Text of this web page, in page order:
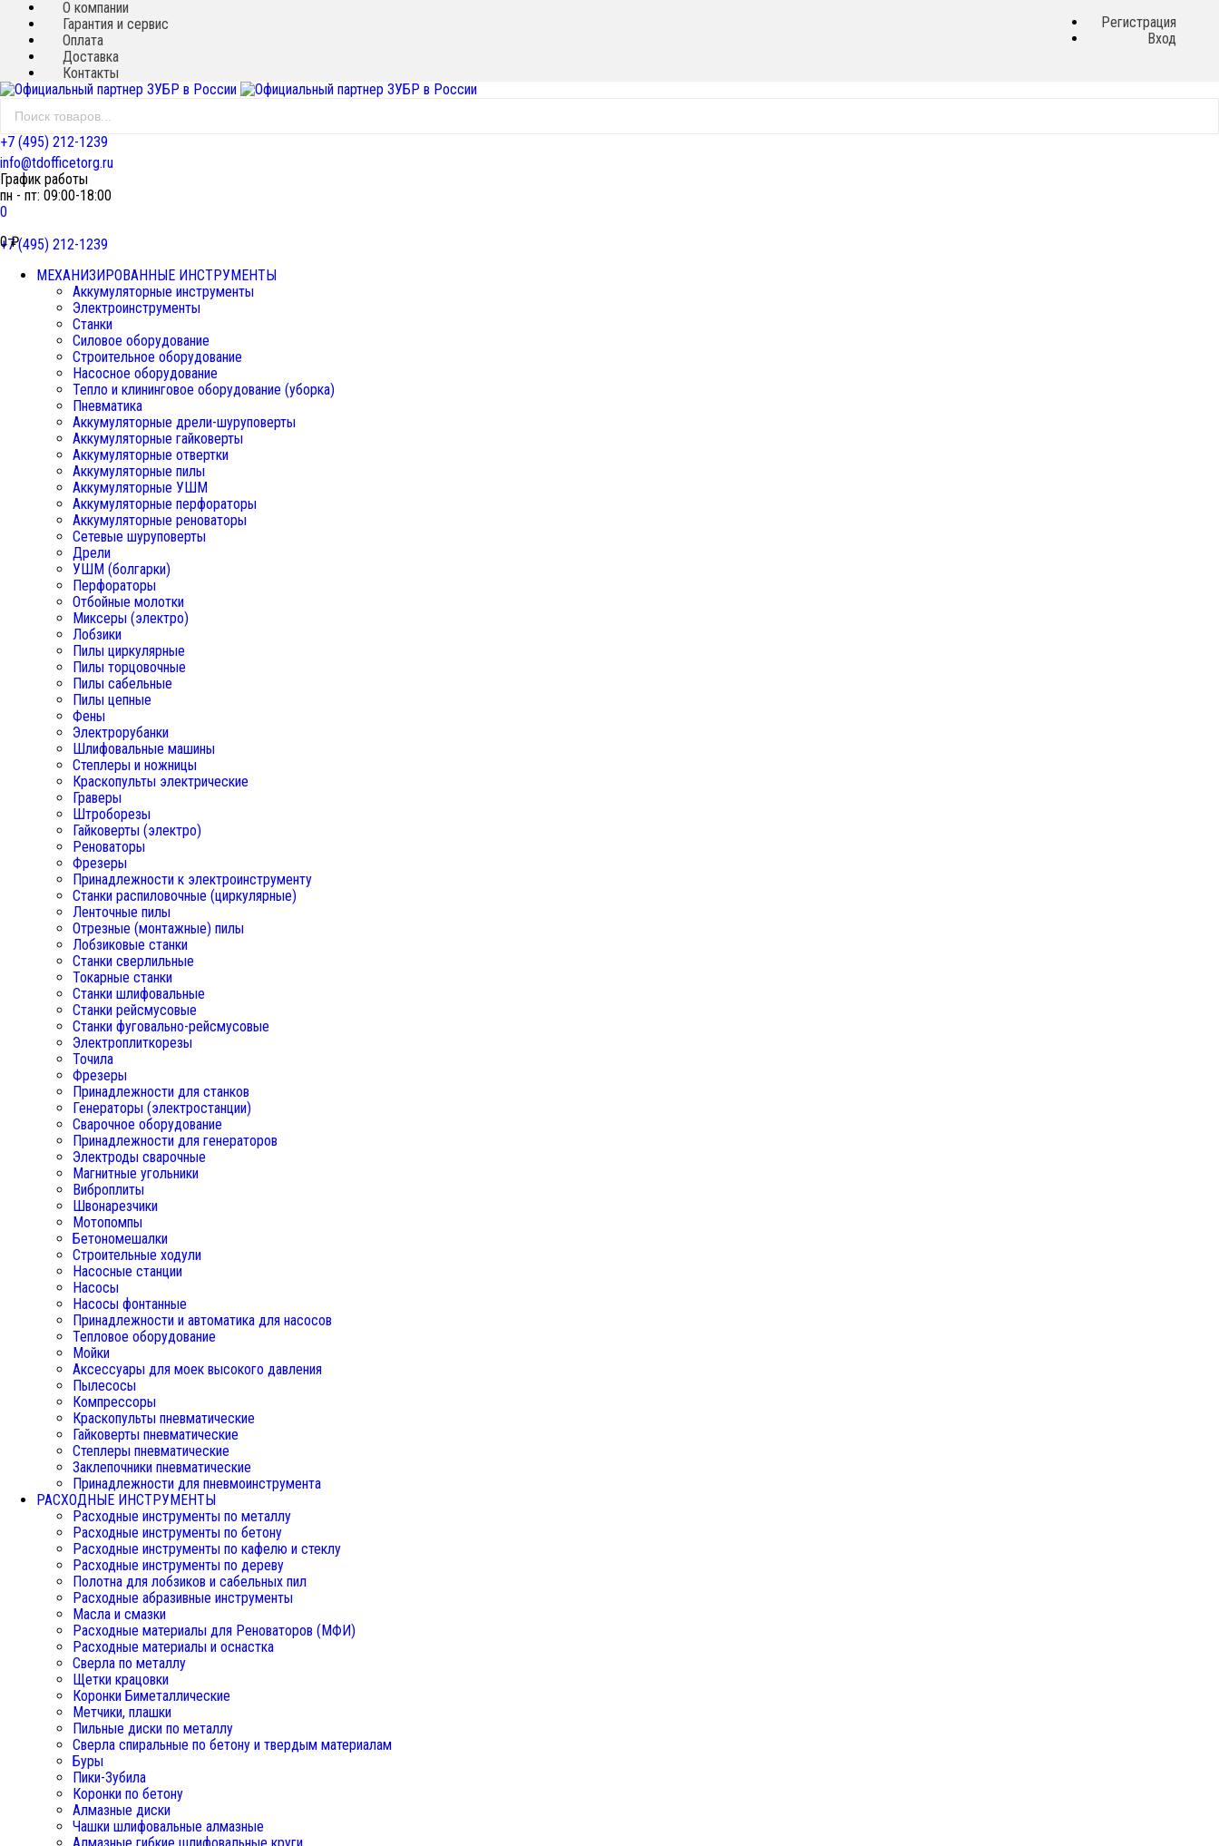
О компании
Гарантия и сервис
Оплата
Доставка
Контакты
Регистрация
Вход
+7 (495) 212-1239
info@tdofficetorg.ru
График работы
пн - пт: 09:00-18:00
0
0₽
+7 (495) 212-1239
МЕХАНИЗИРОВАННЫЕ ИНСТРУМЕНТЫ
Аккумуляторные инструменты
Электроинструменты
Станки
Силовое оборудование
Строительное оборудование
Насосное оборудование
Тепло и клининговое оборудование (уборка)
Пневматика
Аккумуляторные дрели-шуруповерты
Аккумуляторные гайковерты
Аккумуляторные отвертки
Аккумуляторные пилы
Аккумуляторные УШМ
Аккумуляторные перфораторы
Аккумуляторные реноваторы
Сетевые шуруповерты
Дрели
УШМ (болгарки)
Перфораторы
Отбойные молотки
Миксеры (электро)
Лобзики
Пилы циркулярные
Пилы торцовочные
Пилы сабельные
Пилы цепные
Фены
Электрорубанки
Шлифовальные машины
Степлеры и ножницы
Краскопульты электрические
Граверы
Штроборезы
Гайковерты (электро)
Реноваторы
Фрезеры
Принадлежности к электроинструменту
Станки распиловочные (циркулярные)
Ленточные пилы
Отрезные (монтажные) пилы
Лобзиковые станки
Станки сверлильные
Токарные станки
Станки шлифовальные
Станки рейсмусовые
Станки фуговально-рейсмусовые
Электроплиткорезы
Точила
Фрезеры
Принадлежности для станков
Генераторы (электростанции)
Сварочное оборудование
Принадлежности для генераторов
Электроды сварочные
Магнитные угольники
Виброплиты
Швонарезчики
Мотопомпы
Бетономешалки
Строительные ходули
Насосные станции
Насосы
Насосы фонтанные
Принадлежности и автоматика для насосов
Тепловое оборудование
Мойки
Аксессуары для моек высокого давления
Пылесосы
Компрессоры
Краскопульты пневматические
Гайковерты пневматические
Степлеры пневматические
Заклепочники пневматические
Принадлежности для пневмоинструмента
РАСХОДНЫЕ ИНСТРУМЕНТЫ
Расходные инструменты по металлу
Расходные инструменты по бетону
Расходные инструменты по кафелю и стеклу
Расходные инструменты по дереву
Полотна для лобзиков и сабельных пил
Расходные абразивные инструменты
Масла и смазки
Расходные материалы для Реноваторов (МФИ)
Расходные материалы и оснастка
Сверла по металлу
Щетки крацовки
Коронки Биметаллические
Метчики, плашки
Пильные диски по металлу
Сверла спиральные по бетону и твердым материалам
Буры
Пики-Зубила
Коронки по бетону
Алмазные диски
Чашки шлифовальные алмазные